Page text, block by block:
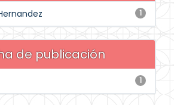
1
de publicación
1